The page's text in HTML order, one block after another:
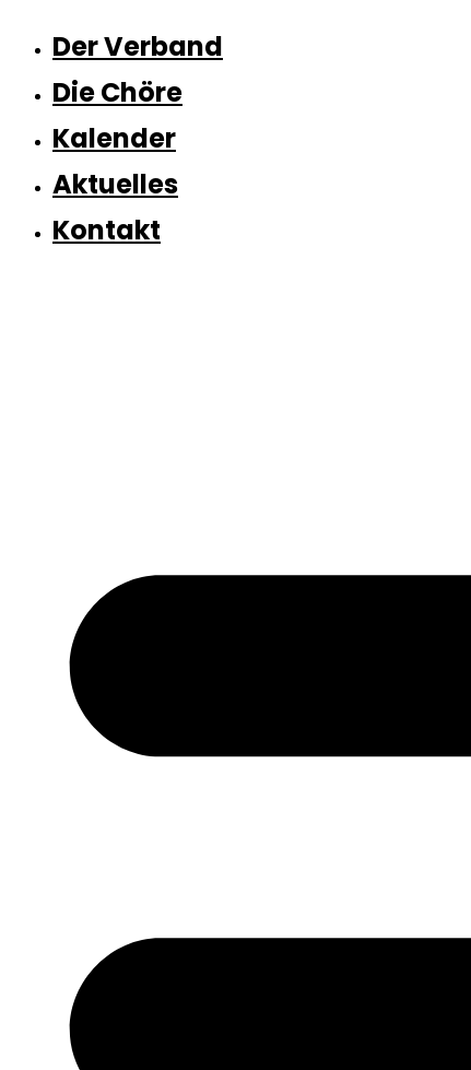
Der Verband
Die Chöre
Kalender
Aktuelles
Kontakt